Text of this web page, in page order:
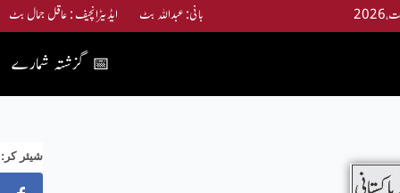
بانی: عبداللہ بٹ ایڈیٹرانچیف : عاقل جمال بٹ
گزشتہ شمارے 📅
:شیئر کر